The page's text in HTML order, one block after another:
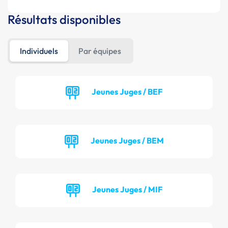
Résultats disponibles
Individuels Par équipes
Jeunes Juges / BEF
Jeunes Juges / BEM
Jeunes Juges / MIF